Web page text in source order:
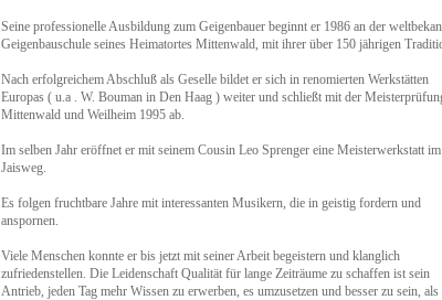
Seine professionelle Ausbildung zum Geigenbauer beginnt er 1986 an der
Geigenbauschule seines Heimatortes Mittenwald, mit ihrer über 150 jährigen
Nach erfolgreichem Abschluß als Geselle bildet er sich in renomierten Werkstätten
Europas ( u.a . W. Bouman in Den Haag ) weiter und schließt mit der
Mittenwald und Weilheim 1995 ab.
Im selben Jahr eröffnet er mit seinem Cousin Leo Sprenger eine Meisterwerkstatt im
Jaisweg.
Es folgen fruchtbare Jahre mit interessanten Musikern, die in geistig fordern und
anspornen.
Viele Menschen konnte er bis jetzt mit seiner Arbeit begeistern und klanglich
zufriedenstellen. Die Leidenschaft Qualität für lange Zeiträume zu schaffen ist sein
Antrieb, jeden Tag mehr Wissen zu erwerben, es umzusetzen und besser zu sein, als